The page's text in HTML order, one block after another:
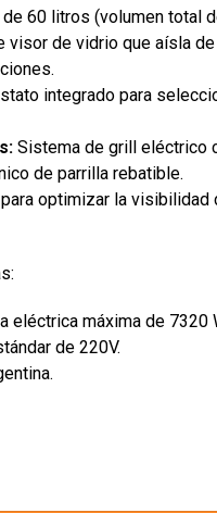
60 litros (volumen total
visor de vidrio que aísla
integrado para
Sistema de grill eléctrico
de parrilla rebatible.
optimizar la visibilidad
eléctrica máxima de 7320
de 220V.